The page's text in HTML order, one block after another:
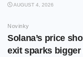
AUGUST 4, 2026
Novinky
Solana’s price
exit sparks bigger